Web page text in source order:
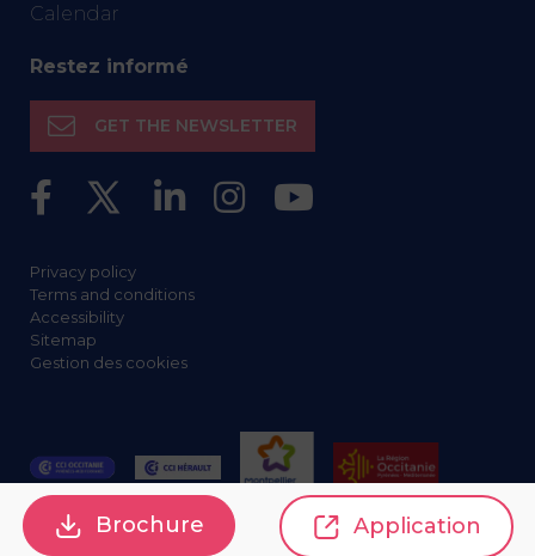
Calendar
Restez informé
GET THE NEWSLETTER
Privacy policy
Terms and conditions
Accessibility
Sitemap
Gestion des cookies
Brochure Application